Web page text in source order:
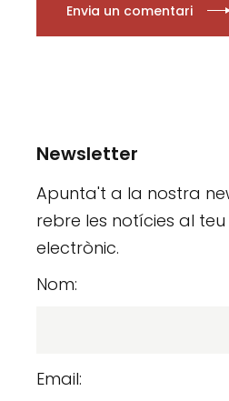
Envia un comentari
Newsletter
Apunta't a la nostra
rebre les notícies al
electrònic.
Nom:
Email: